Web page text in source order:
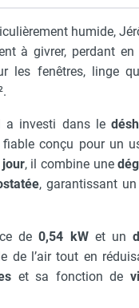
mobile
bâtiment
rayonnant
pompe à
tournantes
humide,
à givrer, perdant
les fenêtres, linge
a investi dans le
conçu pour un
jour, il combine une
, garantissant
de0,54 kWet un
de l’air tout en
et sa fonction de